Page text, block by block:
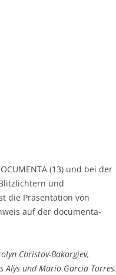
(13) und bei der
und
die Präsentation von
auf der documenta-
Christov-Bakargiev,
Alÿs und Mario Garcia Torres.